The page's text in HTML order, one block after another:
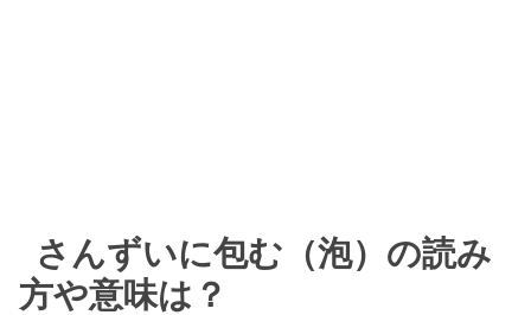
さんずいに包む（泡）の読み
方や意味は？